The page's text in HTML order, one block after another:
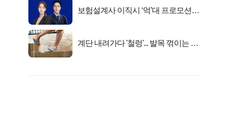
보험설계사 이직시 ‘억’대 프로모션!
계단 내려가다 '철렁'... 발목 꺾이는 이